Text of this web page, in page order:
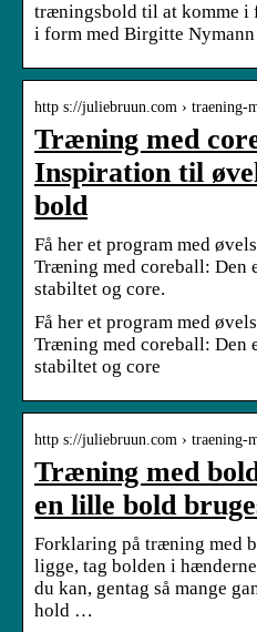
træningsbold til at komme i
i form med Birgitte
http s://juliebruun.com › traening-
Træning med
Inspiration til
bold
Få her et program med
Træning med coreball:
stabiltet og core.
Få her et program med
Træning med coreball:
stabiltet og core
http s://juliebruun.com › traening-
Træning med
en lille bold
Forklaring på træning med
ligge, tag bolden i
du kan, gentag så mange
hold …